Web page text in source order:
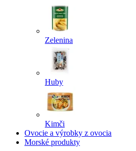
Zelenina
Huby
Kimči
Ovocie a výrobky z ovocia
Morské produkty